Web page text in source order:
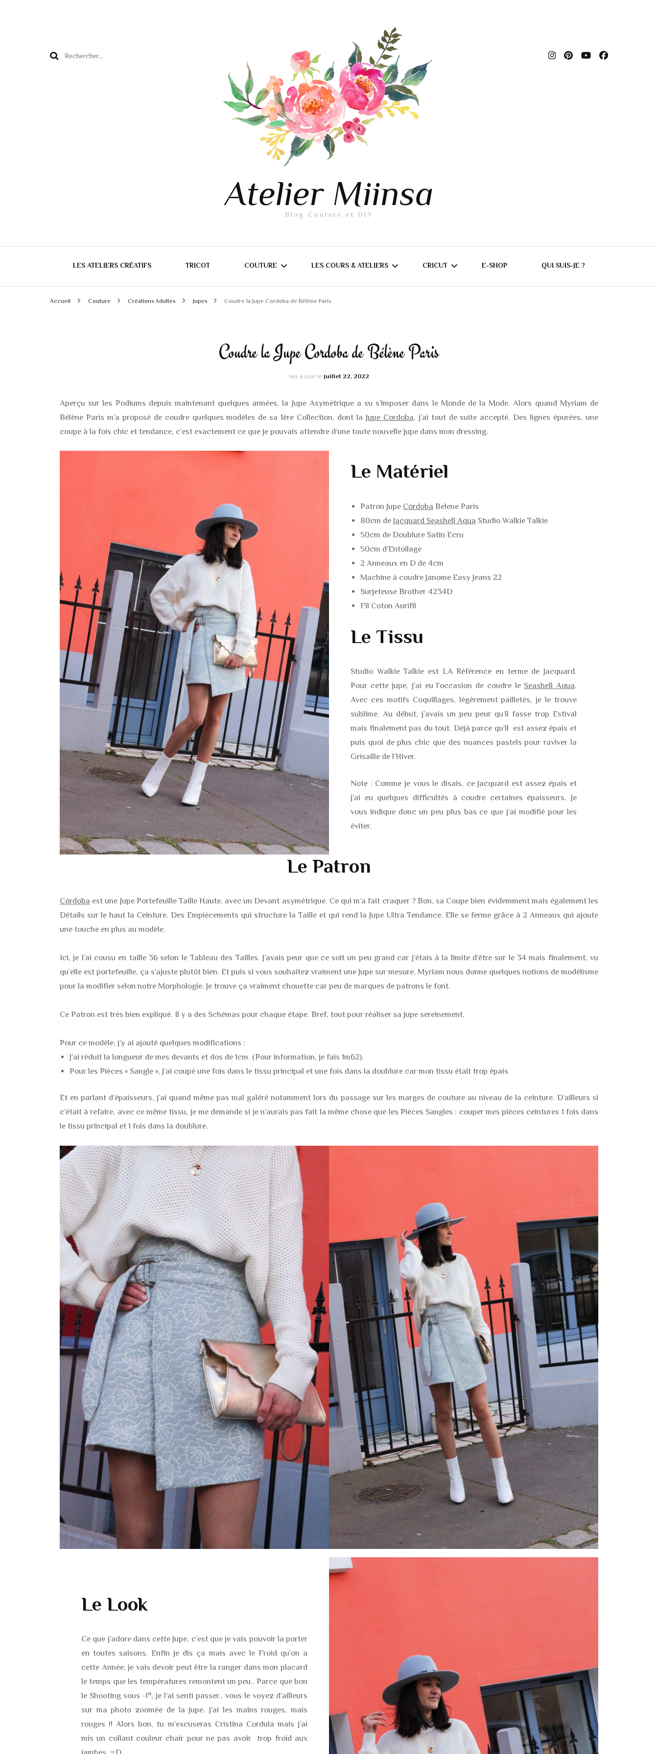
Rechercher :
Atelier Miinsa
Blog Couture et DIY
LES ATELIERS CRÉATIFS TRICOT COUTURE
JOURNAL COUTURE
HAUTS DIVERS
JUPES
MANTEAUX / VESTES
DESSOUS & MAILLOTS DE
BAIN
ACCESSOIRES
CRÉATIONS BÉBÉS /
ENFANTS
SWEATS / GILETS
BLOUSE / CHEMISES
PANTALON / SHORT
BODIES / MAILLOTS DE
BAIN
LES COURS & ATELIERS
MERCERINE ORVAULT
CRICUT E-SHOP QUI SUIS-JE ?
Accueil Couture Créations Adultes Jupes Coudre la Jupe Cordoba de Bélène Paris
Coudre la Jupe Cordoba de Bélène Paris
mis à jour le juillet 22, 2022
Aperçu sur les Podiums depuis maintenant quelques années, la Jupe Asymétrique a su s’imposer dans le Monde de la Mode. Alors quand Myriam de
Bélène Paris m’a proposé de coudre quelques modèles de sa 1ère Collection, dont la Jupe Cordoba, j’ai tout de suite accepté. Des lignes épurées, une
coupe à la fois chic et tendance, c’est exactement ce que je pouvais attendre d’une toute nouvelle jupe dans mon dressing.
Le Matériel
Patron Jupe Córdoba Belene Paris
80cm de Jacquard Seashell Aqua Studio Walkie Talkie
50cm de Doublure Satin Ecru
50cm d’Entoilage
2 Anneaux en D de 4cm
Machine à coudre Janome Easy Jeans 22
Surjeteuse Brother 4234D
Fil Coton Aurifil
Le Tissu
Studio Walkie Talkie est LA Référence en terme de Jacquard.
Pour cette jupe, j’ai eu l’occasion de coudre le Seashell Aqua.
Avec ces motifs Coquillages, légèrement pailletés, je le trouve
sublime. Au début, j’avais un peu peur qu’il fasse trop Estival
mais finalement pas du tout. Déjà parce qu’il est assez épais et
puis quoi de plus chic que des nuances pastels pour raviver la
Grisaille de l’Hiver.
Note : Comme je vous le disais, ce Jacquard est assez épais et
j’ai eu quelques difficultés à coudre certaines épaisseurs. Je
vous indique donc un peu plus bas ce que j’ai modifié pour les
éviter.
Le Patron
Córdoba est une Jupe Portefeuille Taille Haute, avec un Devant asymétrique. Ce qui m’a fait craquer ? Bon, sa Coupe bien évidemment mais également les
Détails sur le haut la Ceinture. Des Empiècements qui structure la Taille et qui rend la Jupe Ultra Tendance. Elle se ferme grâce à 2 Anneaux qui ajoute
une touche en plus au modèle.
Ici, je l’ai cousu en taille 36 selon le Tableau des Tailles. J’avais peur que ce soit un peu grand car j’étais à la limite d’être sur le 34 mais finalement, vu
qu’elle est portefeuille, ça s’ajuste plutôt bien. Et puis si vous souhaitez vraiment une Jupe sur mesure, Myriam nous donne quelques notions de modélisme
pour la modifier selon notre Morphologie. Je trouve ça vraiment chouette car peu de marques de patrons le font.
Ce Patron est très bien expliqué. Il y a des Schémas pour chaque étape. Bref, tout pour réaliser sa jupe sereinement.
Pour ce modèle, j’y ai ajouté quelques modifications :
J’ai réduit la longueur de mes devants et dos de 1cm. (Pour information, je fais 1m62).
Pour les Pièces « Sangle », J’ai coupé une fois dans le tissu principal et une fois dans la doublure car mon tissu était trop épais
Et en parlant d’épaisseurs, j’ai quand même pas mal galéré notamment lors du passage sur les marges de couture au niveau de la ceinture. D’ailleurs si
c’était à refaire, avec ce même tissu, je me demande si je n’aurais pas fait la même chose que les Pièces Sangles : couper mes pièces ceintures 1 fois dans
le tissu principal et 1 fois dans la doublure.
Le Look
Ce que j’adore dans cette Jupe, c’est que je vais pouvoir la porter
en toutes saisons. Enfin je dis ça mais avec le Froid qu’on a
cette Année, je vais devoir peut être la ranger dans mon placard
le temps que les températures remontent un peu.. Parce que bon
le Shooting sous -1°, je l’ai senti passer.. vous le voyez d’ailleurs
sur ma photo zoomée de la jupe. J’ai les mains rouges, mais
rouges !! Alors bon, tu m’excuseras Cristina Cordula mais j’ai
mis un collant couleur chair pour ne pas avoir
trop froid aux